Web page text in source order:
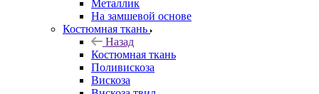
Металлик
На замшевой основе
Костюмная ткань
Назад
Костюмная ткань
Поливискоза
Вискоза